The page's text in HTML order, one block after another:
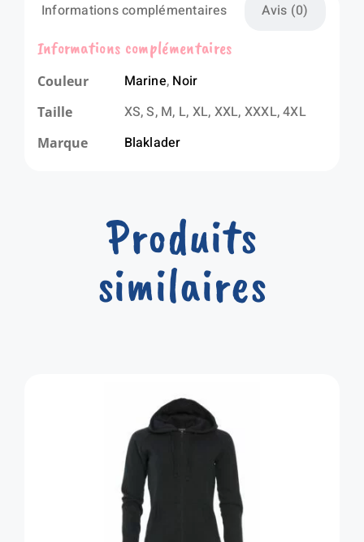
Informations complémentaires Avis (0)
Informations complémentaires
Couleur Marine, Noir
Taille XS, S, M, L, XL, XXL, XXXL, 4XL
Marque Blaklader
Produits
similaires